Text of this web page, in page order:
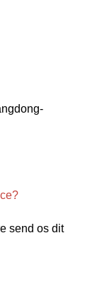
send os dit